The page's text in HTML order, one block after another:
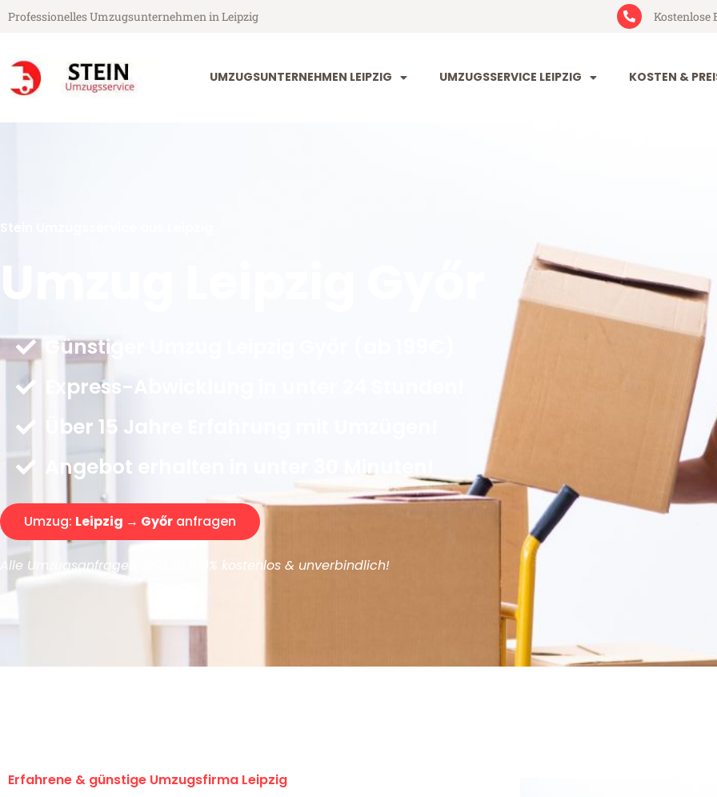
Professionelles Umzugsunternehmen in Leipzig Kostenlose
UMZUGSUNTERNEHMEN LEIPZIG UMZUGSSERVICE LEIPZIG KOSTEN &
Günstiger Umzug Leipzig Győr (ab 199€)
Express-Abwicklung in unter 24 Stunden!
Über 15 Jahre Erfahrung mit Umzügen!
Angebot erhalten in unter 30 Minuten!
Umzug: Leipzig → Győr anfragen
Alle Umzugsanfragen sind zu 100% kostenlos & unverbindlich!
Erfahrene & günstige Umzugsfirma Leipzig